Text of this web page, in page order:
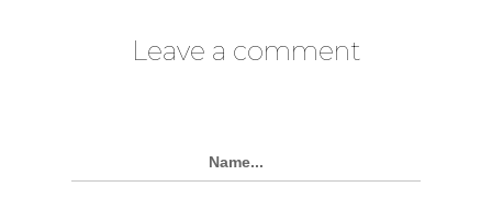
Leave a comment